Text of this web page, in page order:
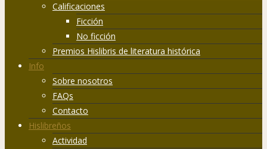
Calificaciones
Ficción
No ficción
Premios Hislibris de literatura histórica
Info
Sobre nosotros
FAQs
Contacto
Hislibreños
Actividad